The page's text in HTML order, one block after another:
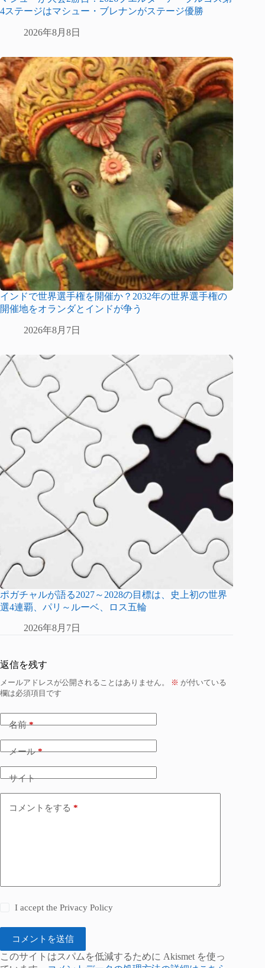
4ステージはマシュー・ブレナンがステージ優勝
2026年8月8日
インドで世界選手権を開催か？2032年の世界選手権の
開催地をオランダとインドが争う
2026年8月7日
ポガチャルが語る2027～2028の目標は、史上初の世界
選4連覇、パリ～ルーベ、ロス五輪
2026年8月7日
返信を残す
メールアドレスが公開されることはありません。 ※ が付いている
欄は必須項目です
名前*
メール*
サイト
コメントをする *
I accept thePrivacy Policy
コメントを送信
このサイトはスパムを低減するために Akismet を使っ